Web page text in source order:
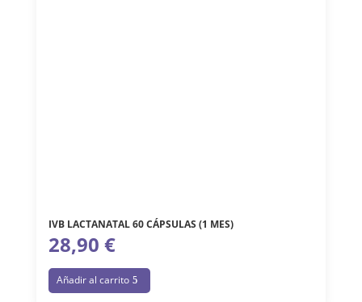
IVB LACTANATAL 60 CÁPSULAS (1 MES)
28,90 €
Añadir al carrito